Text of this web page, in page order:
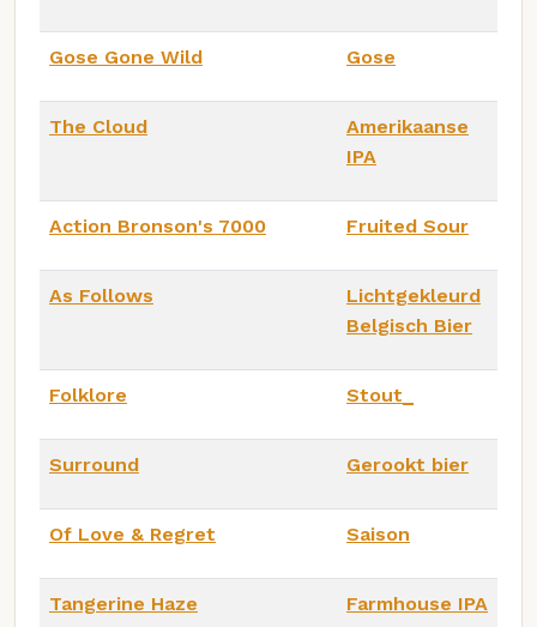
Gose Gone Wild Gose
The Cloud
Amerikaanse
IPA
Action Bronson's 7000 Fruited Sour
As Follows
Lichtgekleurd
Belgisch Bier
Folklore Stout_
Surround Gerookt bier
Of Love & Regret Saison
Tangerine Haze Farmhouse IPA